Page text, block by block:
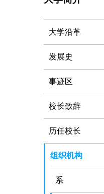
大学沿革
发展史
事迹区
校长致辞
历任校长
组织机构
系